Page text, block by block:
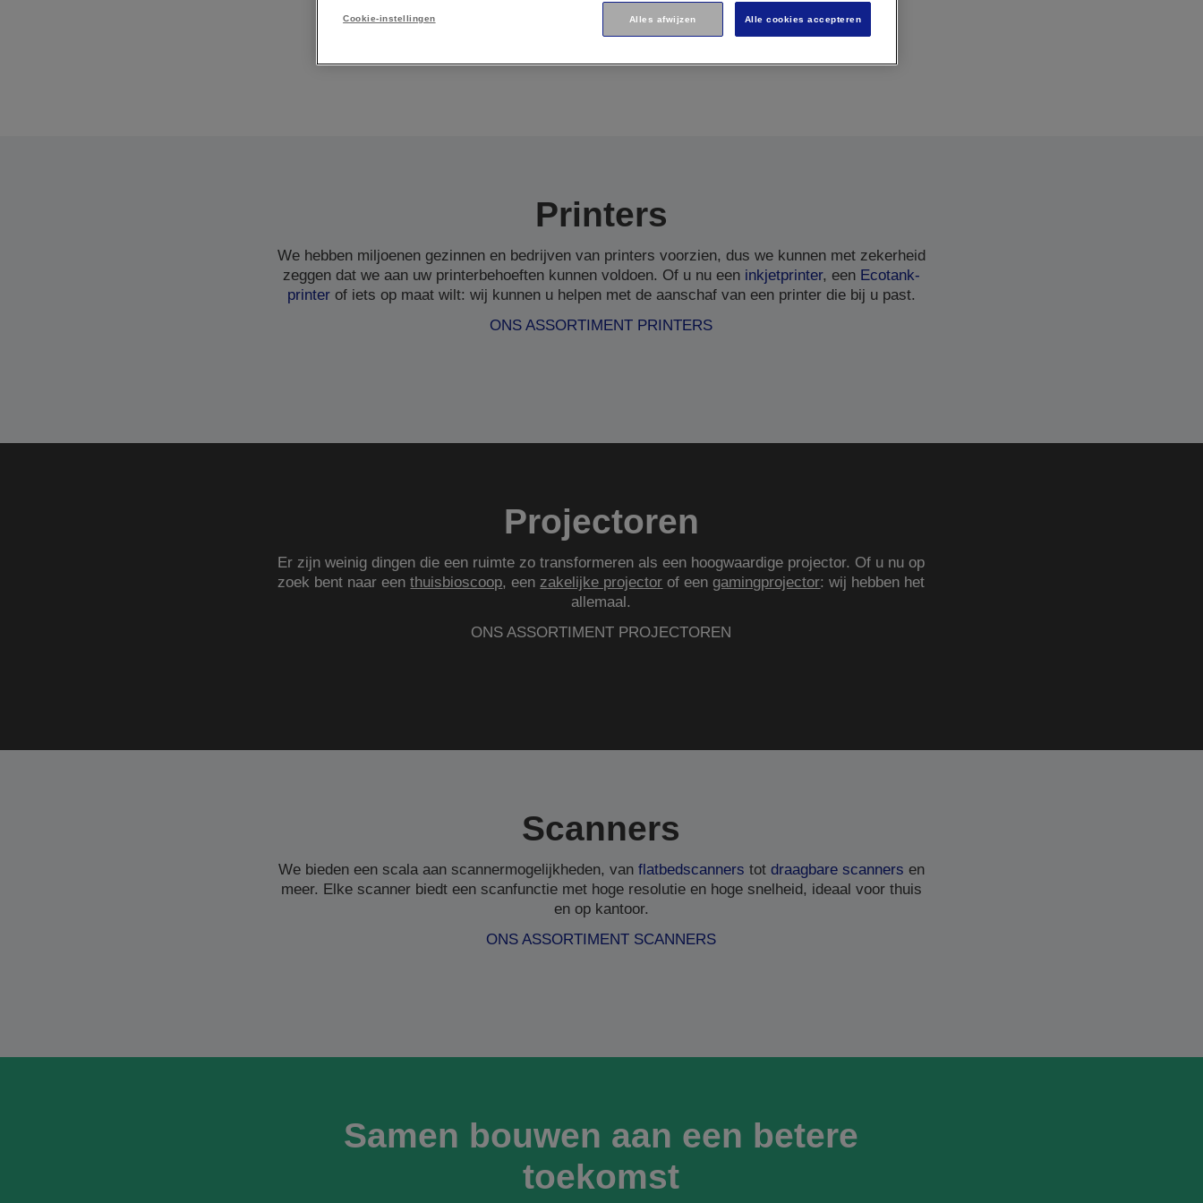
Printers
We hebben miljoenen gezinnen en bedrijven van printers voorzien, dus we kunnen met zekerheid
zeggen dat we aan uw printerbehoeften kunnen voldoen. Of u nu een inkjetprinter, een Ecotank-
printerof iets op maat wilt: wij kunnen u helpen met de aanschaf van een printer die bij u past.
ONS ASSORTIMENT PRINTERS
Projectoren
Er zijn weinig dingen die een ruimte zo transformeren als een hoogwaardige projector. Of u nu op
zoek bent naar eenthuisbioscoop, eenzakelijke projector of eengamingprojector: wij hebben het
allemaal.
ONS ASSORTIMENT PROJECTOREN
Scanners
We bieden een scala aan scannermogelijkheden, van flatbedscanners tot draagbare scanners en
meer. Elke scanner biedt een scanfunctie met hoge resolutie en hoge snelheid, ideaal voor thuis
en op kantoor.
ONS ASSORTIMENT SCANNERS
Samen bouwen aan een betere
toekomst
Alles afwijzen Alle cookies accepteren
Cookie-instellingen